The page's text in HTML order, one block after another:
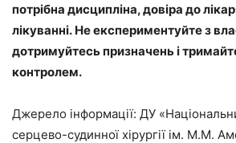
потрібна дисципліна, довіра до
лікуванні. Не експериментуйте з
дотримуйтесь призначень і
контролем.
Джерело інформації: ДУ
серцево-судинної хірургії ім. М.М.